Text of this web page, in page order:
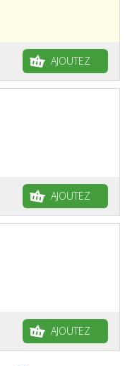
nations nonAJOUTEZ
AJOUTEZ
AJOUTEZ